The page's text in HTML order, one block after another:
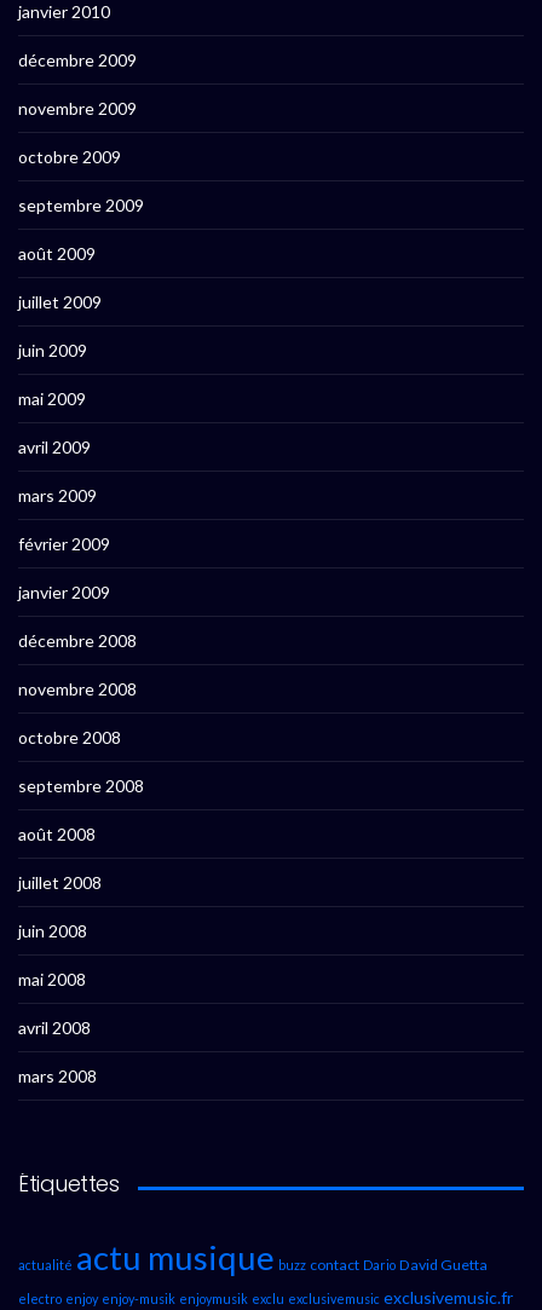
janvier 2010
décembre 2009
novembre 2009
octobre 2009
septembre 2009
août 2009
juillet 2009
juin 2009
mai 2009
avril 2009
mars 2009
février 2009
janvier 2009
décembre 2008
novembre 2008
octobre 2008
septembre 2008
août 2008
juillet 2008
juin 2008
mai 2008
avril 2008
mars 2008
Étiquettes
actualité actu musique buzz contact Dario David Guetta
electro enjoy enjoy-musik enjoymusik exclu exclusivemusic exclusivemusic.fr